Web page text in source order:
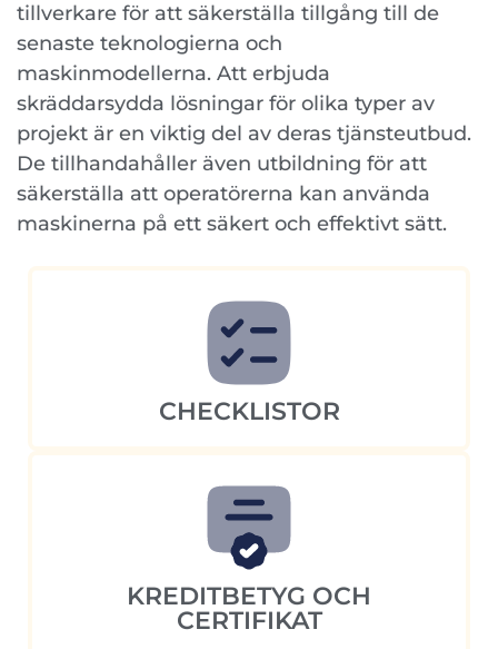
tillverkare för att säkerställa tillgång till de
senaste teknologierna och
maskinmodellerna. Att erbjuda
skräddarsydda lösningar för olika typer av
projekt är en viktig del av deras tjänsteutbud.
De tillhandahåller även utbildning för att
säkerställa att operatörerna kan använda
maskinerna på ett säkert och effektivt sätt.
CHECKLISTOR
KREDITBETYG OCH
CERTIFIKAT